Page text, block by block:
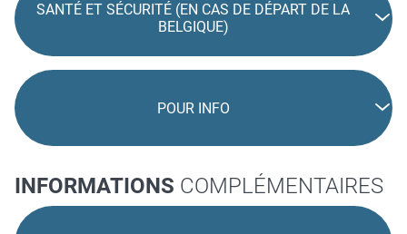
SANTÉ ET SÉCURITÉ (EN CAS DE DÉPART DE LA
BELGIQUE)
POUR INFO
INFORMATIONS COMPLÉMENTAIRES